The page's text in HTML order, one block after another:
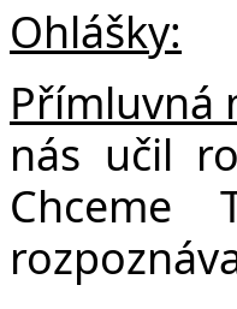
Ohlášky:
Přímluvná
nás učil